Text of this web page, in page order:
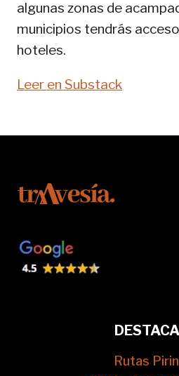
algunas zonas de
municipios tendrás
hoteles.
Leer en Substack
Rutas